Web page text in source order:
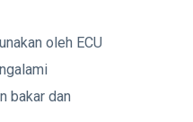
oleh ECU
bakar dan